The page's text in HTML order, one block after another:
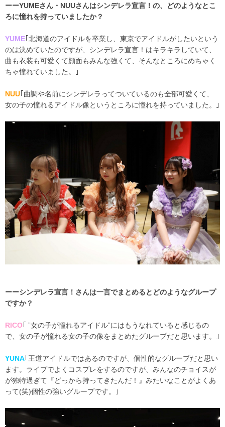
ーーYUMEさん・NUUさんはシンデレラ宣言！の、どのようなとこ
ろに憧れを持っていましたか？
YUME｢北海道のアイドルを卒業し、東京でアイドルがしたいという
のは決めていたのですが、シンデレラ宣言！はキラキラしていて、
曲も衣装も可愛くて顔面もみんな強くて、そんなところにめちゃく
ちゃ憧れていました。｣
NUU｢曲調や名前にシンデレラってついているのも全部可愛くて、
女の子の憧れるアイドル像というところに憧れを持っていました。｣
ーーシンデレラ宣言！さんは一言でまとめるとどのようなグループ
ですか？
RICO｢ ”女の子が憧れるアイドル”にはもうなれていると感じるの
で、女の子が憧れる女の子の像をまとめたグループだと思います。｣
YUNA｢王道アイドルではあるのですが、個性的なグループだと思い
ます。ライブでよくコスプレをするのですが、みんなのチョイスが
が独特過ぎて『どっから持ってきたんだ！』みたいなことがよくあ
って(笑)個性の強いグループです。｣